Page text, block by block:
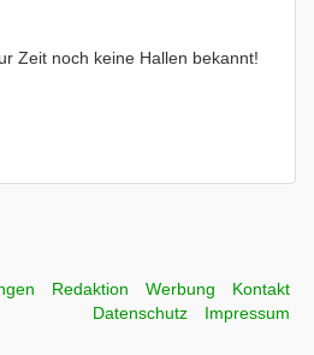
Zeit noch keine Hallen bekannt!
Redaktion Werbung
Kontakt
Datenschutz
Impressum